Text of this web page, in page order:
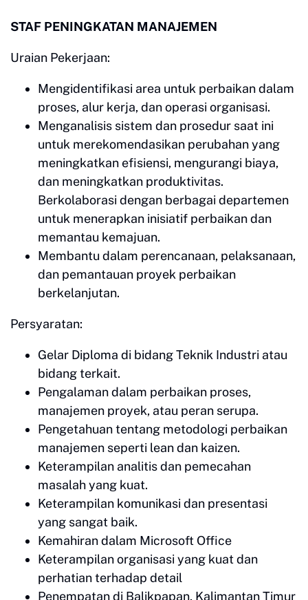
STAF PENINGKATAN MANAJEMEN
Uraian Pekerjaan:
Mengidentifikasi area untuk perbaikan dalam
proses, alur kerja, dan operasi organisasi.
Menganalisis sistem dan prosedur saat ini
untuk merekomendasikan perubahan yang
meningkatkan efisiensi, mengurangi biaya,
dan meningkatkan produktivitas.
Berkolaborasi dengan berbagai departemen
untuk menerapkan inisiatif perbaikan dan
memantau kemajuan.
Membantu dalam perencanaan, pelaksanaan,
dan pemantauan proyek perbaikan
berkelanjutan.
Persyaratan:
Gelar Diploma di bidang Teknik Industri atau
bidang terkait.
Pengalaman dalam perbaikan proses,
manajemen proyek, atau peran serupa.
Pengetahuan tentang metodologi perbaikan
manajemen seperti lean dan kaizen.
Keterampilan analitis dan pemecahan
masalah yang kuat.
Keterampilan komunikasi dan presentasi
yang sangat baik.
Kemahiran dalam Microsoft Office
Keterampilan organisasi yang kuat dan
perhatian terhadap detail
Penempatan di Balikpapan, Kalimantan Timur